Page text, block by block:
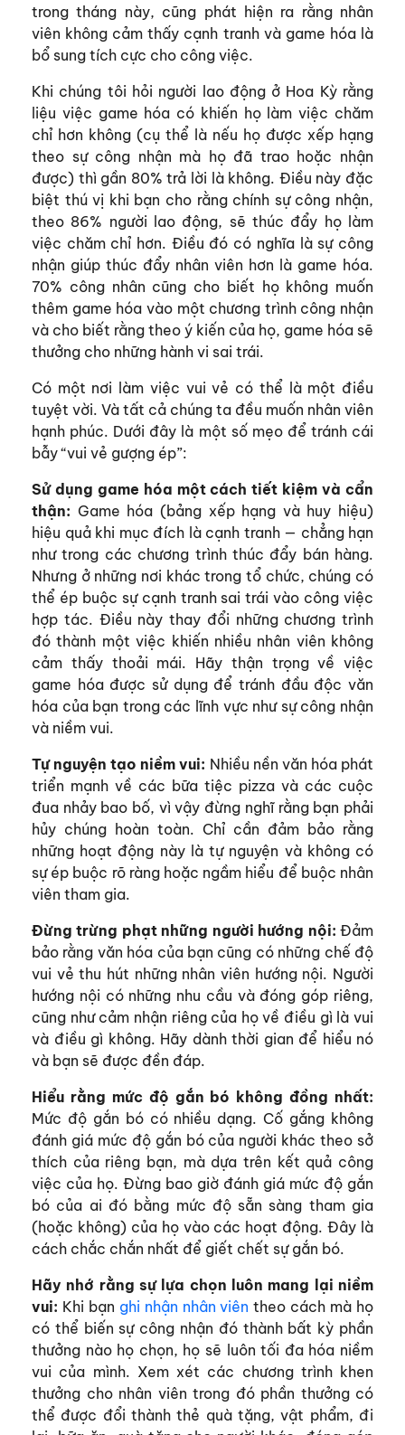
trong tháng này, cũng phát hiện ra rằng nhân
viên không cảm thấy cạnh tranh và game hóa là
bổ sung tích cực cho công việc.
Khi chúng tôi hỏi người lao động ở Hoa Kỳ rằng
liệu việc game hóa có khiến họ làm việc chăm
chỉ hơn không (cụ thể là nếu họ được xếp hạng
theo sự công nhận mà họ đã trao hoặc nhận
được) thì gần 80% trả lời là không. Điều này đặc
biệt thú vị khi bạn cho rằng chính sự công nhận,
theo 86% người lao động, sẽ thúc đẩy họ làm
việc chăm chỉ hơn. Điều đó có nghĩa là sự công
nhận giúp thúc đẩy nhân viên hơn là game hóa.
70% công nhân cũng cho biết họ không muốn
thêm game hóa vào một chương trình công nhận
và cho biết rằng theo ý kiến ​​của họ, game hóa sẽ
thưởng cho những hành vi sai trái.
Có một nơi làm việc vui vẻ có thể là một điều
tuyệt vời. Và tất cả chúng ta đều muốn nhân viên
hạnh phúc. Dưới đây là một số mẹo để tránh cái
bẫy “vui vẻ gượng ép”:
Sử dụng game hóa một cách tiết kiệm và cẩn
thận: Game hóa (bảng xếp hạng và huy hiệu)
hiệu quả khi mục đích là cạnh tranh — chẳng hạn
như trong các chương trình thúc đẩy bán hàng.
Nhưng ở những nơi khác trong tổ chức, chúng có
thể ép buộc sự cạnh tranh sai trái vào công việc
hợp tác. Điều này thay đổi những chương trình
đó thành một việc khiến nhiều nhân viên không
cảm thấy thoải mái. Hãy thận trọng về việc
game hóa được sử dụng để tránh đầu độc văn
hóa của bạn trong các lĩnh vực như sự công nhận
và niềm vui.
Tự nguyện tạo niềm vui: Nhiều nền văn hóa phát
triển mạnh về các bữa tiệc pizza và các cuộc
đua nhảy bao bố, vì vậy đừng nghĩ rằng bạn phải
hủy chúng hoàn toàn. Chỉ cần đảm bảo rằng
những hoạt động này là tự nguyện và không có
sự ép buộc rõ ràng hoặc ngầm hiểu để buộc nhân
viên tham gia.
Đừng trừng phạt những người hướng nội: Đảm
bảo rằng văn hóa của bạn cũng có những chế độ
vui vẻ thu hút những nhân viên hướng nội. Người
hướng nội có những nhu cầu và đóng góp riêng,
cũng như cảm nhận riêng của họ về điều gì là vui
và điều gì không. Hãy dành thời gian để hiểu nó
và bạn sẽ được đền đáp.
Hiểu rằng mức độ gắn bó không đồng nhất:
Mức độ gắn bó có nhiều dạng. Cố gắng không
đánh giá mức độ gắn bó của người khác theo sở
thích của riêng bạn, mà dựa trên kết quả công
việc của họ. Đừng bao giờ đánh giá mức độ gắn
bó của ai đó bằng mức độ sẵn sàng tham gia
(hoặc không) của họ vào các hoạt động. Đây là
cách chắc chắn nhất để giết chết sự gắn bó.
Hãy nhớ rằng sự lựa chọn luôn mang lại niềm
vui: Khi bạn ghi nhận nhân viên theo cách mà họ
có thể biến sự công nhận đó thành bất kỳ phần
thưởng nào họ chọn, họ sẽ luôn tối đa hóa niềm
vui của mình. Xem xét các chương trình khen
thưởng cho nhân viên trong đó phần thưởng có
thể được đổi thành thẻ quà tặng, vật phẩm, đi